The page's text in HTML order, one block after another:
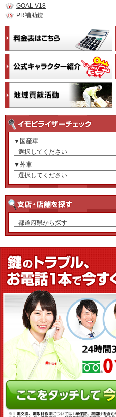
GOAL V18
PR補助錠
▼国産車
▼外車